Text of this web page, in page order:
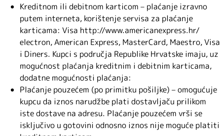
Kreditnom ili debitnom karticom – plaćanje izravno
putem interneta, korištenje servisa za plaćanje
karticama: Visa http://www.americanexpress.hr/
electron, American Express, MasterCard, Maestro, Visa
i Diners. Kupci s područja Republike Hrvatske imaju, uz
mogućnost plaćanja kreditnim i debitnim karticama,
dodatne mogućnosti plaćanja:
Plaćanje pouzećem (po primitku pošiljke) – omogućuje
kupcu da iznos narudžbe plati dostavljaču prilikom
iste dostave na adresu. Plaćanje pouzećem vrši se
isključivo u gotovini odnosno iznos nije moguće platiti